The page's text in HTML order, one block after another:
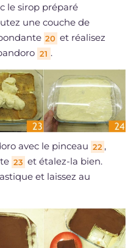
le sirop préparé
une couche de
20 et réalisez
21 .
avec le pinceau 22 ,
23 et étalez-la bien.
et laissez au